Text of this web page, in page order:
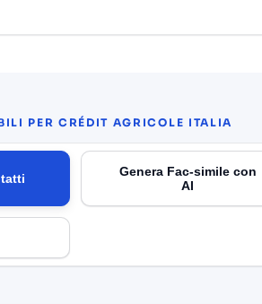
PER CRÉDIT AGRICOLE ITALIA
Genera Fac-simile con
AI